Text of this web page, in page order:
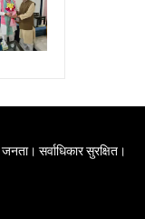
सर्वाधिकार सुरक्षित।